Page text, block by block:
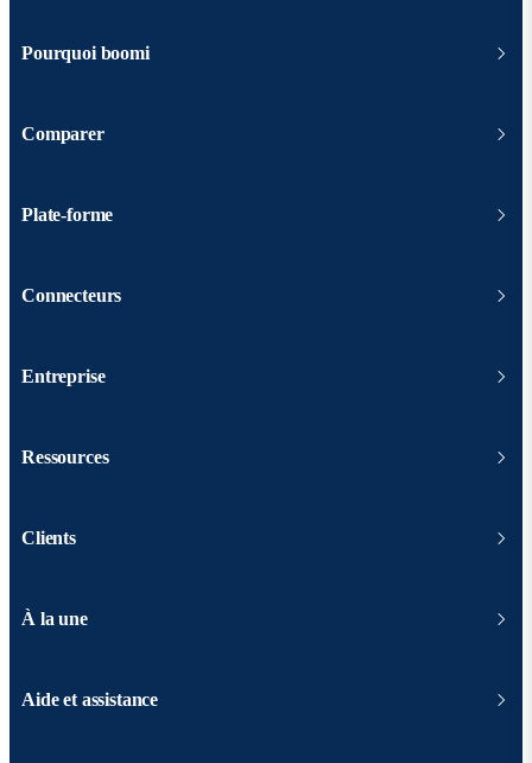
Pourquoi boomi
Comparer
Plate-forme
Connecteurs
Entreprise
Ressources
Clients
À la une
Aide et assistance